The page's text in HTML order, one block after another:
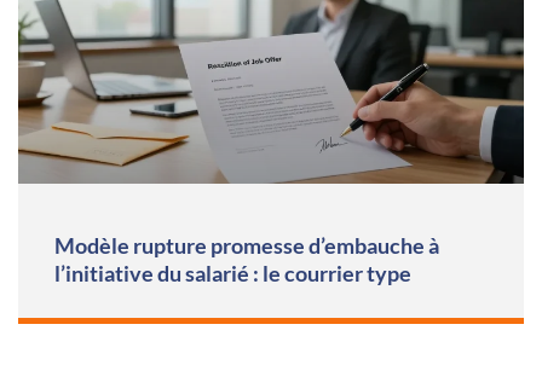
Modèle rupture promesse d’embauche à
l’initiative du salarié : le courrier type